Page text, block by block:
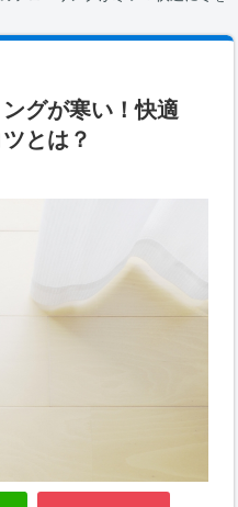
グが寒い！快適
とは？